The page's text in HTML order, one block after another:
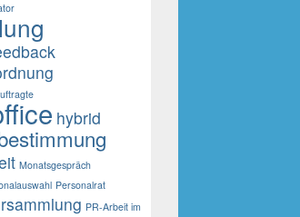
hybrid
Monatsgespräch
Personalrat
PR-Arbeit im